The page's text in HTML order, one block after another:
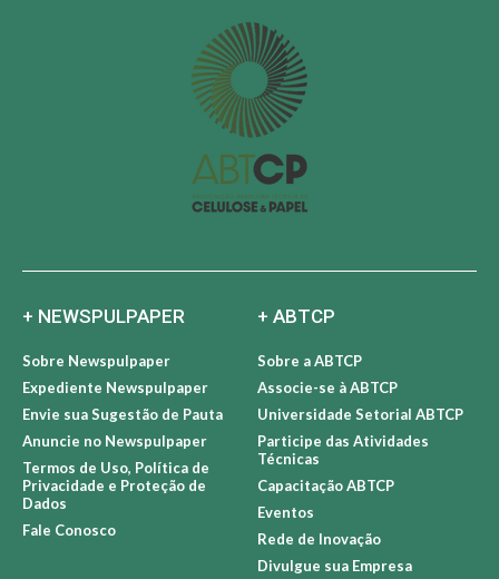
+ NEWSPULPAPER
Sobre Newspulpaper
Expediente Newspulpaper
Envie sua Sugestão de Pauta
Anuncie no Newspulpaper
Termos de Uso, Política de
Privacidade e Proteção de
Dados
Fale Conosco
+ ABTCP
Sobre a ABTCP
Associe-se à ABTCP
Universidade Setorial ABTCP
Participe das Atividades
Técnicas
Capacitação ABTCP
Eventos
Rede de Inovação
Divulgue sua Empresa